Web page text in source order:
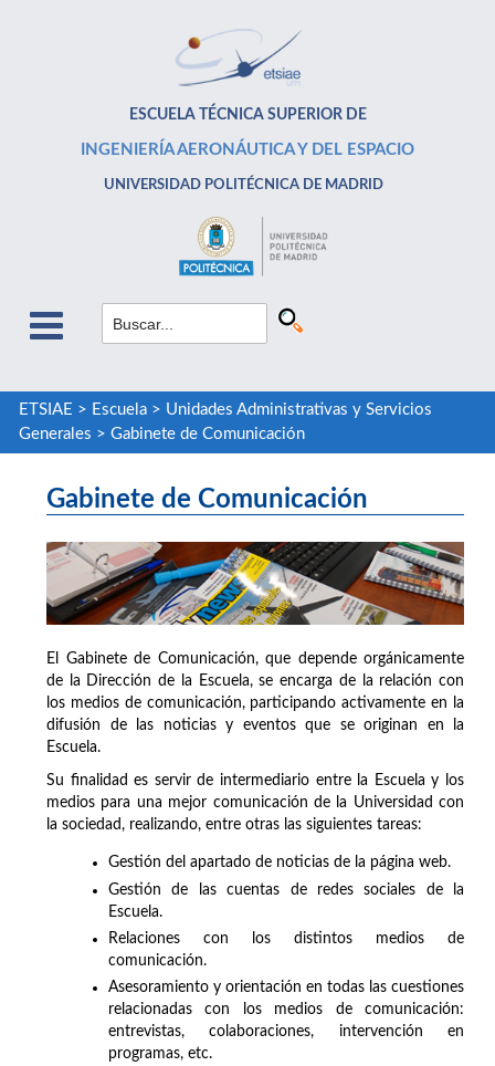
ESCUELA TÉCNICA SUPERIOR DE
INGENIERÍA AERONÁUTICA Y DEL ESPACIO
UNIVERSIDAD POLITÉCNICA DE MADRID
ETSIAE > Escuela> Unidades Administrativas y Servicios
Generales > Gabinete de Comunicación
Gabinete de Comunicación
El Gabinete de Comunicación, que depende orgánicamente
de la Dirección de la Escuela, se encarga de la relación con
los medios de comunicación, participando activamente en la
difusión de las noticias y eventos que se originan en la
Escuela.
Su finalidad es servir de intermediario entre la Escuela y los
medios para una mejor comunicación de la Universidad con
la sociedad, realizando, entre otras las siguientes tareas:
Gestión del apartado de noticias de la página web.
Gestión de las cuentas de redes sociales de la
Escuela.
Relaciones con los distintos medios de
comunicación.
Asesoramiento y orientación en todas las cuestiones
relacionadas con los medios de comunicación:
entrevistas, colaboraciones, intervención en
programas, etc.